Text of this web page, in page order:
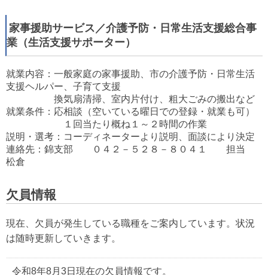
家事援助サービス／介護予防・日常生活支援総合事
業（生活支援サポーター）
就業内容：一般家庭の家事援助、市の介護予防・日常生活
支援ヘルパー、子育て支援
換気扇清掃、室内片付け、粗大ごみの搬出など
就業条件：応相談（空いている曜日での登録・就業も可）
１回当たり概ね１～２時間の作業
説明・選考：コーディネーターより説明、面談により決定
連絡先：錦支部 ０４２－５２８－８０４１ 担当
松倉
欠員情報
現在、欠員が発生している職種をご案内しています。状況
は随時更新していきます。
令和8年8月3日現在の欠員情報です。